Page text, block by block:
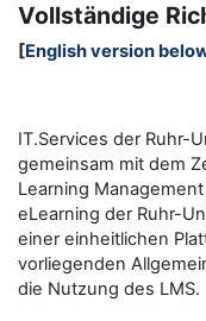
Vollständige
[English version
IT.Services der Ruhr-
gemeinsam mit dem
Learning
eLearning der Ruhr-
einer einheitlichen
vorliegenden
die Nutzung des LMS.